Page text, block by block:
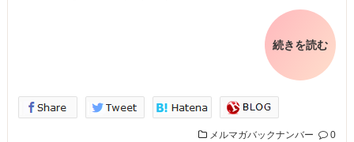
続きを読む
メルマガバックナンバー 0